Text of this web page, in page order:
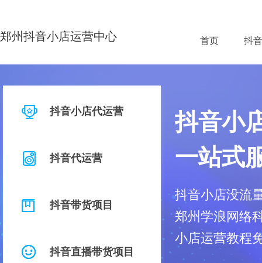
抖音小店代运营
抖音直播带货项目
抖音代运营
抖音带货项目
郑州抖音小店运营中心
抖音小
一站式
抖音小店没流
郑州学浪网络
小店运营教程
首页 抖